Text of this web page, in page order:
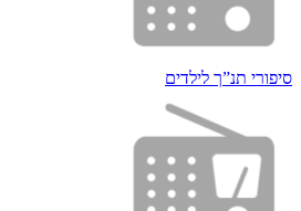
סיפורי תנ”ך לילדים